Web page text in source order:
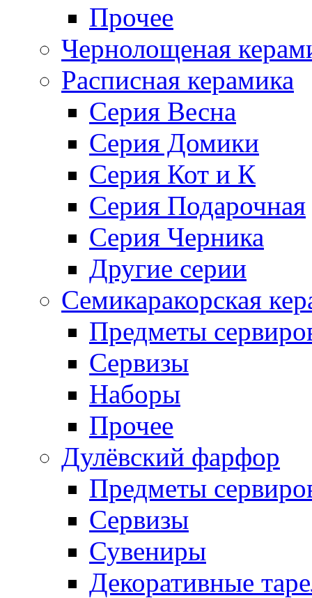
Прочее
Чернолощеная
Расписная керамика
Серия Весна
Серия Домики
Серия Кот и К
Серия Подарочная
Серия Черника
Другие серии
Семикаракорская
Предметы
Сервизы
Наборы
Прочее
Дулёвский фарфор
Предметы
Сервизы
Сувениры
Декоративные